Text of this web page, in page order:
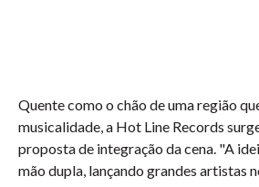
Quente como o chão de uma região
musicalidade, a Hot Line Records
proposta de integração da cena. "A
mão dupla, lançando grandes artistas